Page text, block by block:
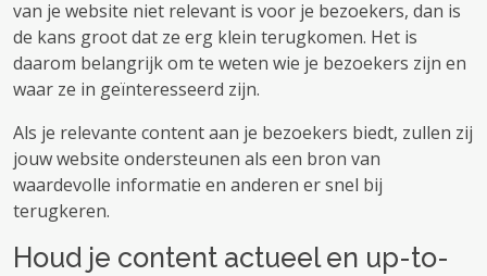
van je website niet relevant is voor je bezoekers, dan is
de kans groot dat ze erg klein terugkomen. Het is
daarom belangrijk om te weten wie je bezoekers zijn en
waar ze in geïnteresseerd zijn.
Als je relevante content aan je bezoekers biedt, zullen zij
jouw website ondersteunen als een bron van
waardevolle informatie en anderen er snel bij
terugkeren.
Houd je content actueel en up-to-